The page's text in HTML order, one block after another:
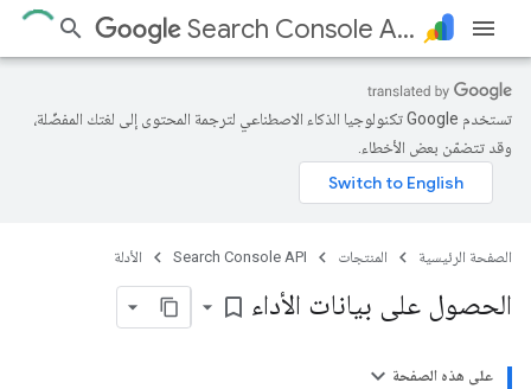
Search Console API
تستخدم Google تكنولوجيا الذكاء الاصطناعي لترجمة المحتوى إلى لغتك المفضّلة،
وقد تتضمّن بعض الأخطاء.
الصفحة الرئيسية المنتجات Search Console API الأدلة
الحصول على بيانات الأداء bookmark_border
على هذه الصفحة